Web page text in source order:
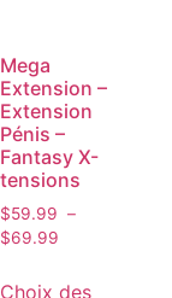
Mega
Extension –
Extension
Pénis –
Fantasy X-
tensions
$59.99 –
$69.99
Choix des